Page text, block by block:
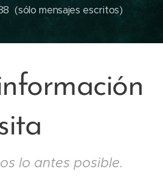
(sólo mensajes escritos)
lo antes posible.